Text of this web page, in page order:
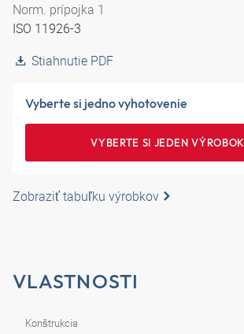
Norm. prípojka 1
ISO 11926-3
Stiahnutie PDF
Vyberte si jedno vyhotovenie
VYBERTE SI JEDEN VÝROBOK
Zobraziť tabuľku výrobkov
VLASTNOSTI
Konštrukcia